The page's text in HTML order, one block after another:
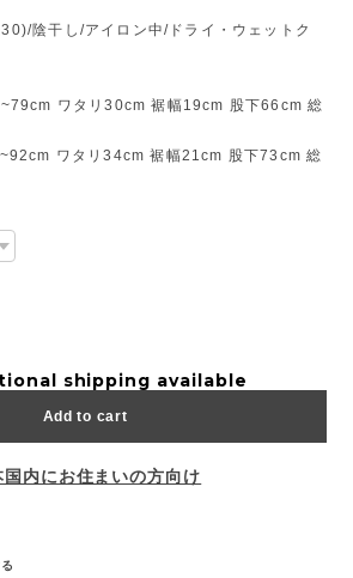
陰干し/アイロン中/ドライ・ウェットク
ワタリ30cm 裾幅19cm 股下66cm 総
ワタリ34cm 裾幅21cm 股下73cm 総
shipping available
Add to cart
国内にお住まいの方向け